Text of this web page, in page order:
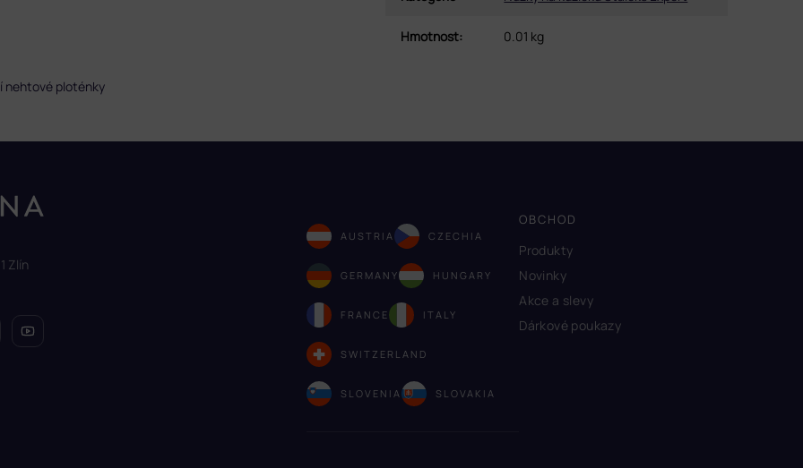
nehtové ploténky
Hmotnost: 0.01 kg
Zlín
AUSTRIA CZECHIA
GERMANY HUNGARY
FRANCE ITALY
SWITZERLAND
SLOVENIA SLOVAKIA
OBCHOD
Produkty
Novinky
Akce a slevy
Dárkové poukazy